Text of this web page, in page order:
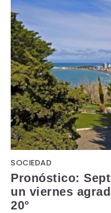
SOCIEDAD
Pronóstico:
un viernes
20°